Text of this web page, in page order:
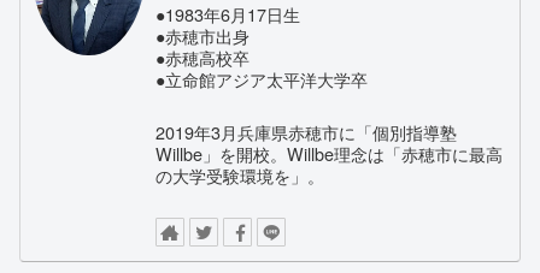
●1983年6月17日生
●赤穂市出身
●赤穂高校卒
●立命館アジア太平洋大学卒
2019年3月兵庫県赤穂市に「個別指導塾
Willbe」を開校。Willbe理念は「赤穂市に最高
の大学受験環境を」。